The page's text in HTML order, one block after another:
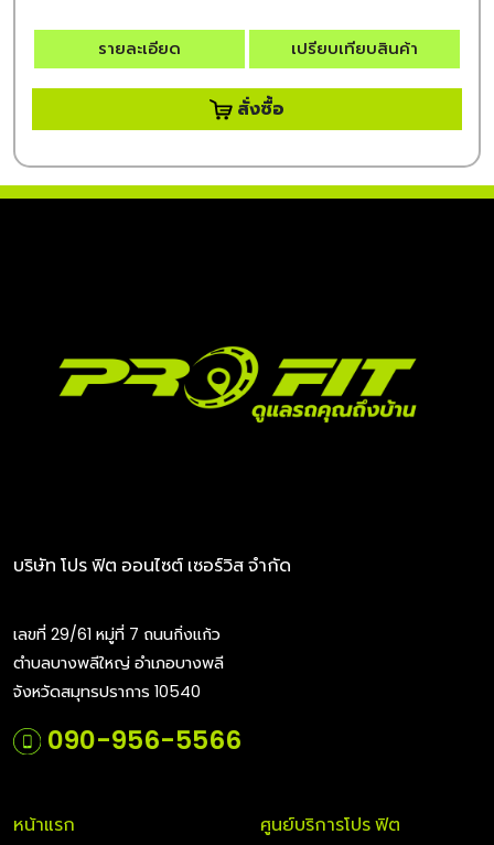
รายละเอียด เปรียบเทียบสินค้า
สั่งซื้อ
บริษัท โปร ฟิต ออนไซต์ เซอร์วิส จำกัด
เลขที่ 29/61 หมู่ที่ 7 ถนนกิ่งแก้ว
ตำบลบางพลีใหญ่ อำเภอบางพลี
จังหวัดสมุทรปราการ 10540
090-956-5566
หน้าแรก
ศูนย์บริการโปร ฟิต